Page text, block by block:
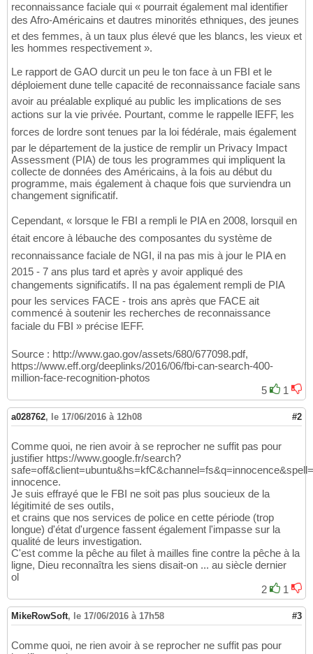
reconnaissance faciale qui « pourrait également mal identifier
des Afro-Américains et dautres minorités ethniques, des jeunes
et des femmes, à un taux plus élevé que les blancs, les vieux et
les hommes respectivement ».
Le rapport de GAO durcit un peu le ton face à un FBI et le
déploiement dune telle capacité de reconnaissance faciale sans
avoir au préalable expliqué au public les implications de ses
actions sur la vie privée. Pourtant, comme le rappelle lEFF, les
forces de lordre sont tenues par la loi fédérale, mais également
par le département de la justice de remplir un Privacy Impact
Assessment (PIA) de tous les programmes qui impliquent la
collecte de données des Américains, à la fois au début du
programme, mais également à chaque fois que surviendra un
changement significatif.
Cependant, « lorsque le FBI a rempli le PIA en 2008, lorsquil en
était encore à lébauche des composantes du système de
reconnaissance faciale de NGI, il na pas mis à jour le PIA en
2015 - 7 ans plus tard et après y avoir appliqué des
changements significatifs. Il na pas également rempli de PIA
pour les services FACE - trois ans après que FACE ait
commencé à soutenir les recherches de reconnaissance
faciale du FBI » précise lEFF.
Source : http://www.gao.gov/assets/680/677098.pdf,
https://www.eff.org/deeplinks/2016/06/fbi-can-search-400-
million-face-recognition-photos
5
1
a028762, le 17/06/2016 à 12h08 #2
Comme quoi, ne rien avoir à se reprocher ne suffit pas pour
justifier https://www.google.fr/search?
innocence.
Je suis effrayé que le FBI ne soit pas plus soucieux de la
légitimité de ses outils,
et crains que nos services de police en cette période (trop
longue) d'état d'urgence fassent également l'impasse sur la
qualité de leurs investigation.
C'est comme la pêche au filet à mailles fine contre la pêche à la
ligne, Dieu reconnaîtra les siens disait-on ... au siècle dernier
ol
2
1
MikeRowSoft, le 17/06/2016 à 17h58 #3
Comme quoi, ne rien avoir à se reprocher ne suffit pas pour